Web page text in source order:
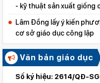
- kỹ thuật sản xuất giống
Lâm Đồng lấy ý kiến
cơ sở giáo dục công lập
Văn bản giáo dục
Số ký hiệu: 2614/QĐ-